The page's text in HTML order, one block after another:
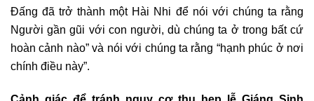
Đấng đã trở thành một Hài Nhi để nói với chúng ta rằng
Người gần gũi với con người, dù chúng ta ở trong bất cứ
hoàn cảnh nào” và nói với chúng ta rằng “hạnh phúc ở nơi
chính điều này”.